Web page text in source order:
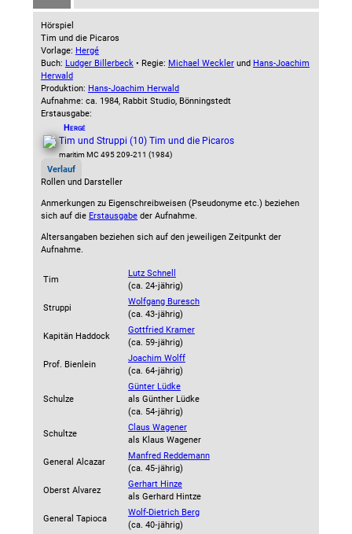
Hörspiel
Tim und die Picaros
Vorlage: Hergé
Buch: Ludger Billerbeck• Regie: Michael Wecklerund Hans-Joachim
Herwald
Produktion: Hans-Joachim Herwald
Aufnahme: ca. 1984, Rabbit Studio, Bönningstedt
Erstausgabe:
Hergé
Tim und Struppi (10) Tim und die Picaros
maritim MC 495 209-211 (1984)
Verlauf
Rollen und Darsteller
Anmerkungen zu Eigenschreibweisen (Pseudonyme etc.) beziehen
sich auf die Erstausgabeder Aufnahme.
Altersangaben beziehen sich auf den jeweiligen Zeitpunkt der
Aufnahme.
Tim
Lutz Schnell
(ca. 24‑jährig)
Struppi
Wolfgang Buresch
(ca. 43‑jährig)
Kapitän Haddock
Gottfried Kramer
(ca. 59‑jährig)
Prof. Bienlein
Joachim Wolff
(ca. 64‑jährig)
Schulze
Günter Lüdke
als Günther Lüdke
(ca. 54‑jährig)
Schultze
Claus Wagener
als Klaus Wagener
General Alcazar
Manfred Reddemann
(ca. 45‑jährig)
Oberst Alvarez
Gerhart Hinze
als Gerhard Hintze
General Tapioca
Wolf-Dietrich Berg
(ca. 40‑jährig)